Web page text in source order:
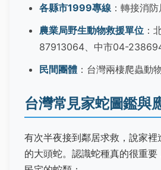
各縣市1999專線 ：轉接消
農業局野生動物救援單位 ：
87913064、中市04-
民間團體 ：台灣兩棲爬蟲動
台灣常見家蛇圖鑑與
有次半夜接到鄰居求救，說家
的大頭蛇。認識蛇種真的很重